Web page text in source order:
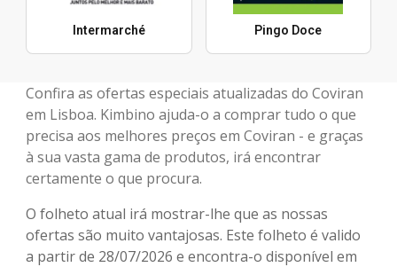
Intermarché Pingo Doce
Confira as ofertas especiais atualizadas do Coviran
em Lisboa. Kimbino ajuda-o a comprar tudo o que
precisa aos melhores preços em Coviran - e graças
à sua vasta gama de produtos, irá encontrar
certamente o que procura.
O folheto atual irá mostrar-lhe que as nossas
ofertas são muito vantajosas. Este folheto é valido
a partir de 28/07/2026 e encontra-o disponível em